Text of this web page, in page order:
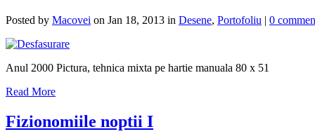
Posted by Macovei on Jan 18, 2013 in Desene, Portofoliu | 0
Anul 2000 Pictura, tehnica mixta pe hartie manuala 80 x 51
Read More
Fizionomiile noptii I